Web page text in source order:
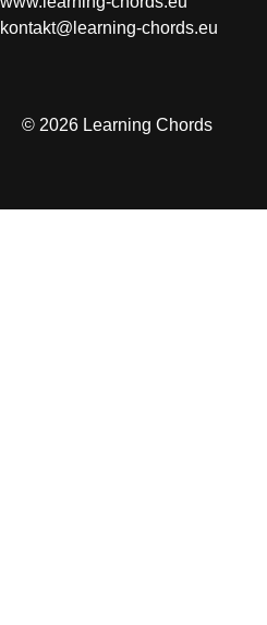
kontakt@learning-chords.eu
© 2026 Learning Chords